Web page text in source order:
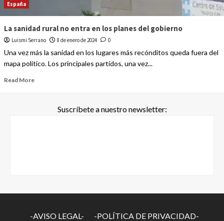
España
La sanidad rural no entra en los planes del gobierno
Luismi Serrano 8 de enero de 2024 0
Una vez más la sanidad en los lugares más recónditos queda fuera del
mapa político. Los principales partidos, una vez...
Read More
Suscríbete a nuestro newsletter:
-AVISO LEGAL- -POLÍTICA DE PRIVACIDAD-